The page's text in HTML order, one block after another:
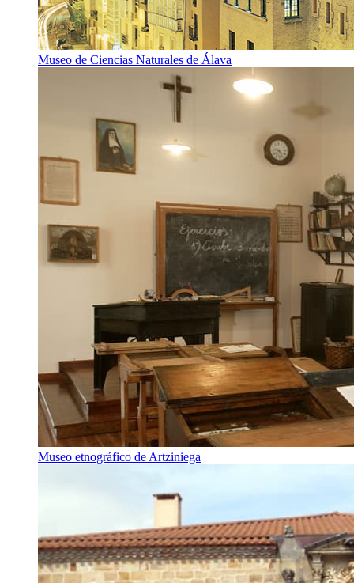
Museo de Ciencias Naturales de Álava
Museo etnográfico de Artziniega